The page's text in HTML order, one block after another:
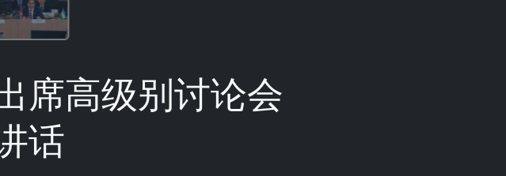
席高级别讨论会
话